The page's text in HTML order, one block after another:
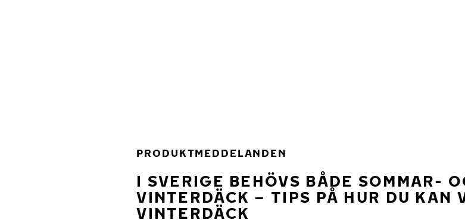
PRODUKTMEDDELANDEN
I SVERIGE BEHÖVS BÅDE SOMMAR-
VINTERDÄCK – TIPS PÅ HUR DU KAN
VINTERDÄCK